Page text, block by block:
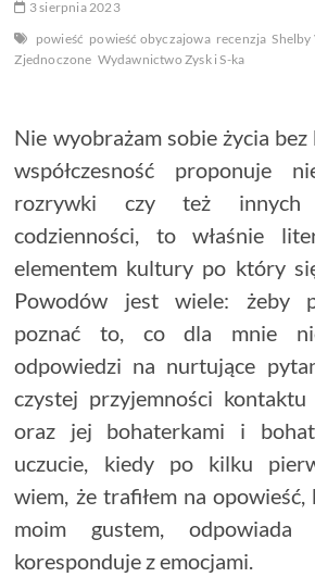
3 sierpnia 2023
powieść powieść obyczajowa recenzja Shelby
Zjednoczone Wydawnictwo Zysk i S-ka
Nie wyobrażam sobie życia bez
współczesność proponuje
rozrywki czy też innych
codzienności, to właśnie
elementem kultury po który
Powodów jest wiele: żeby
poznać to, co dla mnie
odpowiedzi na nurtujące
czystej przyjemności
oraz jej bohaterkami i
uczucie, kiedy po kilku
wiem, że trafiłem na opowieść,
moim gustem, odpowiada
koresponduje z emocjami.